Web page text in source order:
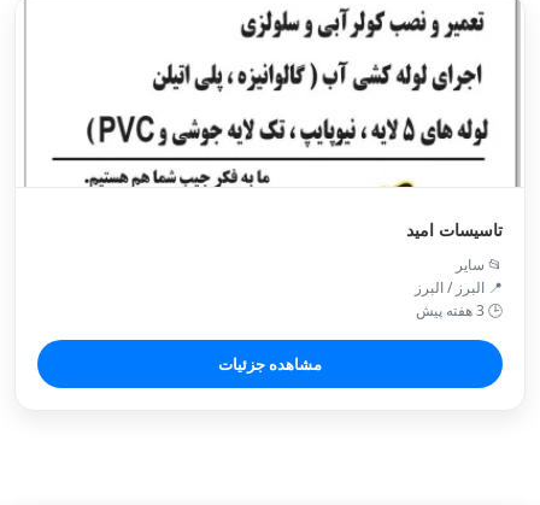
تاسیسات امید
📂 سایر
📍 البرز / البرز
🕒 3 هفته پیش
مشاهده جزئیات